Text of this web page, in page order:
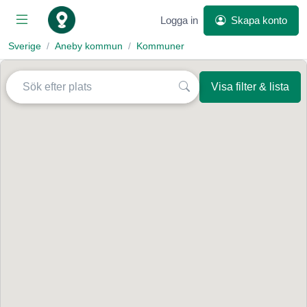
Logga in Skapa konto
Sverige Aneby kommun Kommuner
Visa filter & lista